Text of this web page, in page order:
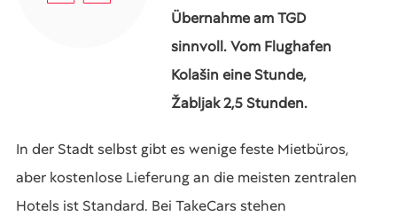
Übernahme am TGD
sinnvoll. Vom Flughafen
Kolašin eine Stunde,
Žabljak 2,5 Stunden.
In der Stadt selbst gibt es wenige feste Mietbüros,
aber kostenlose Lieferung an die meisten zentralen
Hotels ist Standard. Bei TakeCars stehen